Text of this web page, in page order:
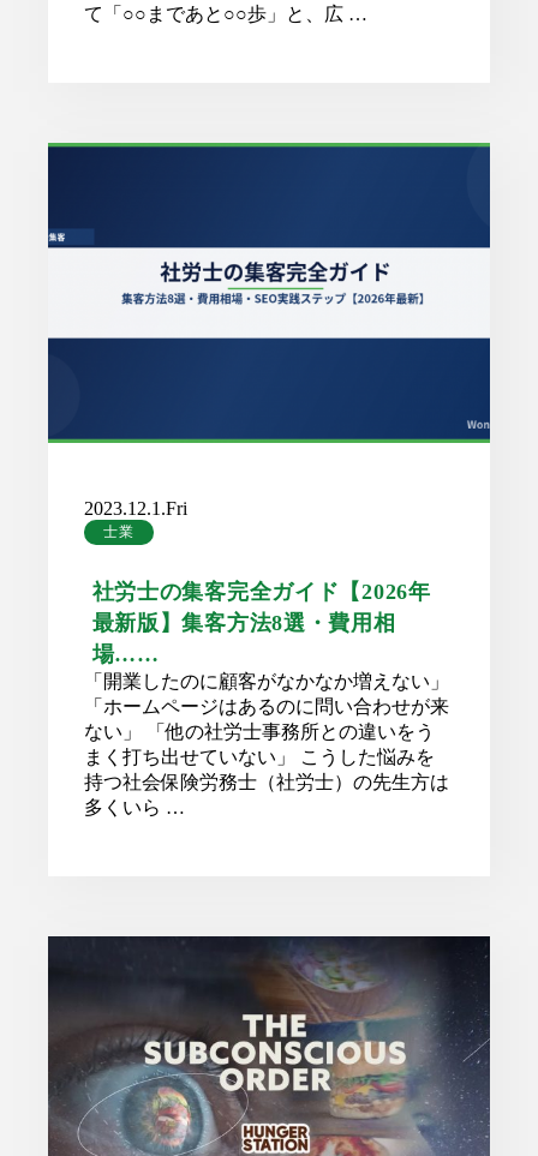
て「○○まであと○○歩」と、広 …
2023.12.1.Fri
士業
社労士の集客完全ガイド【2026年
最新版】集客方法8選・費用相
場……
「開業したのに顧客がなかなか増えない」
「ホームページはあるのに問い合わせが来
ない」 「他の社労士事務所との違いをう
まく打ち出せていない」 こうした悩みを
持つ社会保険労務士（社労士）の先生方は
多くいら …